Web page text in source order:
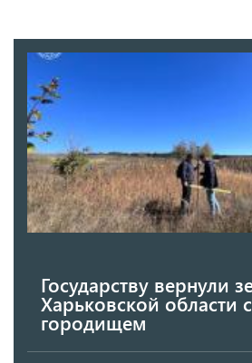
Государству вернули
Харьковской области
городищем